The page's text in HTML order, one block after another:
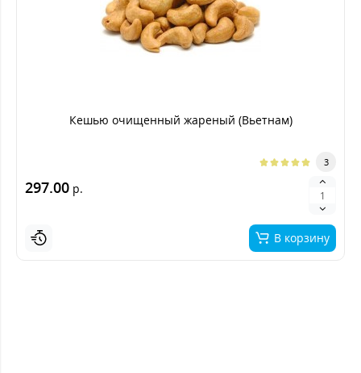
Кешью очищенный жареный (Вьетнам)
3
297.00 р.
В корзину